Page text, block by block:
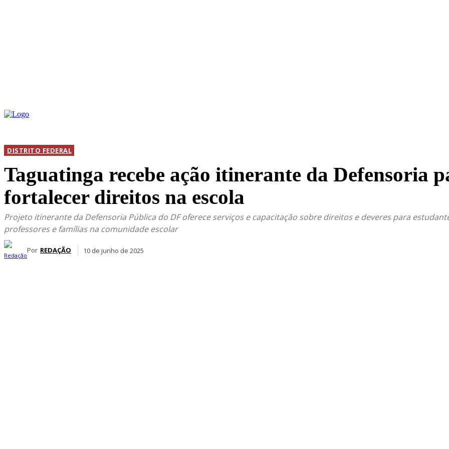
DISTRITO FEDERAL
Taguatinga recebe ação itinerante da Defensoria
fortalecer direitos na escola
Projeto itinerante da Defensoria Pública do DF oferece serviços e capacitação sobre direitos e deveres para
professores e famílias na comunidade escolar
Por REDAÇÃO 10 de junho de 2025